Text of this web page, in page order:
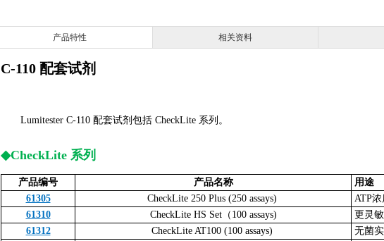
产品特性 相关资料
C-110 配套试剂
Lumitester C-110 配套试剂包括 CheckLite 系列。
◆CheckLite 系列
产品编号 产品名称
用途
61305
CheckLite 250 Plus (250 assays)
ATP
61310
CheckLite HS Set（100 assays)
更灵
61312
CheckLite AT100 (100 assays)
无菌